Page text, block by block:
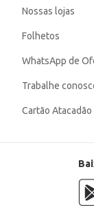
Nossas lojas
Folhetos
WhatsApp de
Trabalhe
Cartão Atacadão